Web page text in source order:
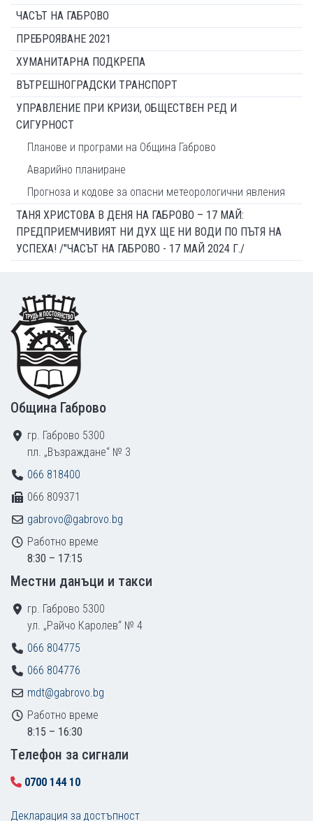
ЧАСЪТ НА ГАБРОВО
ПРЕБРОЯВАНЕ 2021
ХУМАНИТАРНА ПОДКРЕПА
ВЪТРЕШНОГРАДСКИ ТРАНСПОРТ
УПРАВЛЕНИЕ ПРИ КРИЗИ, ОБЩЕСТВЕН РЕД И
СИГУРНОСТ
Планове и програми на Община Габрово
Аварийно планиране
Прогноза и кодове за опасни метеорологични явления
ТАНЯ ХРИСТОВА В ДЕНЯ НА ГАБРОВО – 17 МАЙ:
ПРЕДПРИЕМЧИВИЯТ НИ ДУХ ЩЕ НИ ВОДИ ПО ПЪТЯ НА
УСПЕХА! /"ЧАСЪТ НА ГАБРОВО - 17 МАЙ 2024 Г./
Footer
Община Габрово
гр. Габрово 5300
пл. „Възраждане“ № 3
066 818400
066 809371
gabrovo@gabrovo.bg
Работно време
8:30 – 17:15
Местни данъци и такси
гр. Габрово 5300
ул. „Райчо Каролев“ № 4
066 804775
066 804776
mdt@gabrovo.bg
Работно време
8:15 – 16:30
Tелефон за сигнали
0700 144 10
Декларация за достъпност